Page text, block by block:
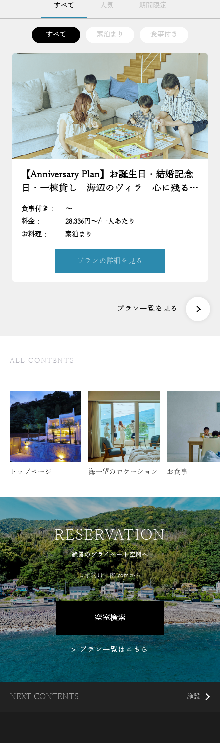
すべて 人気 期間限定
すべて 素泊まり 食事付き
【Anniversary Plan】お誕生日・結婚記念
日・一棟貸し 海辺のヴィラ 心に残る記
食事付き :
〜
料金:
28,336円〜/一人あたり
お料理: 素泊まり
プランの詳細を見る
プラン一覧を見る
ALL CONTENTS
トップページ 海一望のロケーション お食事
RESERVATION
絶景のプライベート空間へ
ご予約は一休.comから
空室検索
> プラン一覧はこちら
NEXT CONTENTS 施設